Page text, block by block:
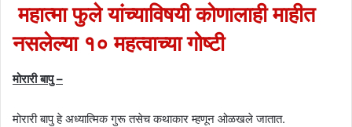
महात्मा फुले यांच्याविषयी कोणालाही माहीत
नसलेल्या १० महत्वाच्या गोष्टी
मोरारी बापु –
मोरारी बापु हे अध्यात्मिक गुरू तसेच कथाकार म्हणून ओळखले जातात.